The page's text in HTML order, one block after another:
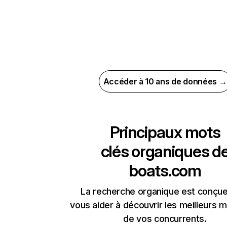
Accéder à 10 ans de données →
Principaux mots
clés organiques
boats.com
La recherche organique est
vous aider à découvrir les meilleurs
de vos concurrents.